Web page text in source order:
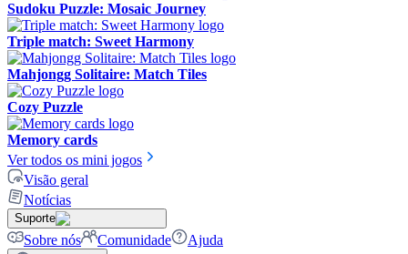
Sudoku Puzzle: Mosaic Journey
Triple match: Sweet Harmony
Mahjongg Solitaire: Match Tiles
Cozy Puzzle
Memory cards
Ver todos os mini jogos
Visão geral
Notícias
Suporte
Sobre nós Comunidade Ajuda